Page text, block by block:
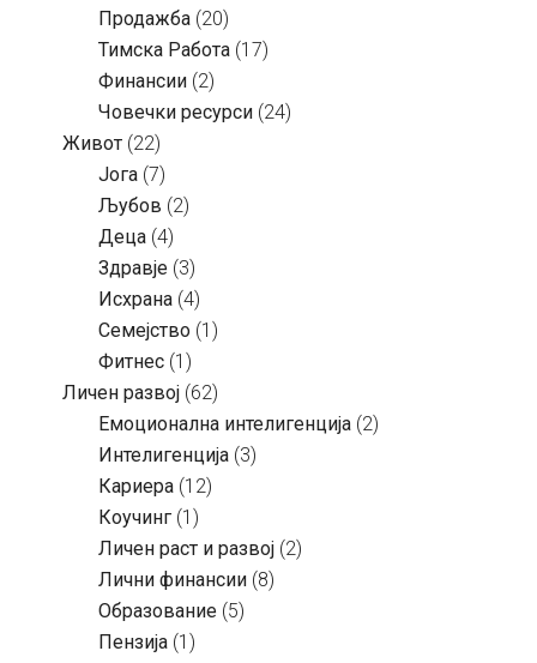
Продажба (20)
Тимска Работа (17)
Финансии (2)
Човечки ресурси (24)
Живот (22)
Јога (7)
Љубов (2)
Деца (4)
Здравје (3)
Исхрана (4)
Семејство (1)
Фитнес (1)
Личен развој (62)
Емоционална интелигенција (2)
Интелигенција (3)
Кариера (12)
Коучинг (1)
Личен раст и развој (2)
Лични финансии (8)
Образование (5)
Пензија (1)